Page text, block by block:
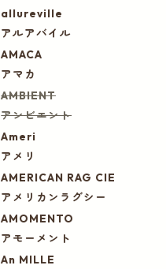
allureville
アルアバイル
AMACA
アマカ
AMBIENT
アンビエント
Ameri
アメリ
AMERICAN RAG CIE
アメリカンラグシー
AMOMENTO
アモーメント
An MILLE